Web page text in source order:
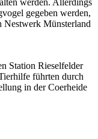
gegeben werden,
Nestwerk Münsterland
Station Rieselfelder
führten durch
in der Coerheide